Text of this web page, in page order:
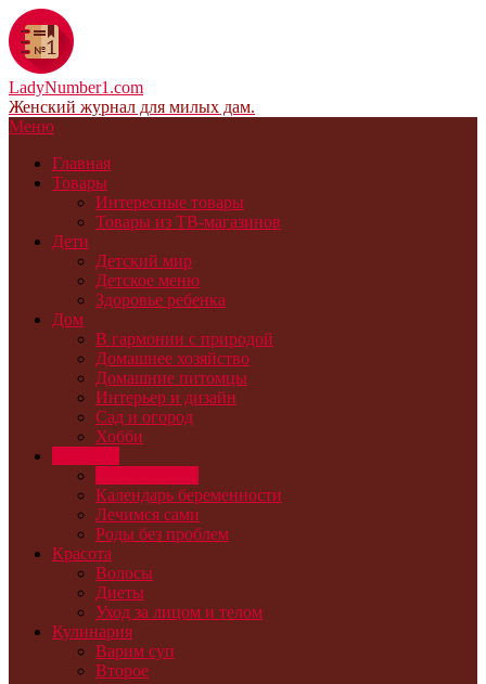
LadyNumber1.com
Женский журнал для милых дам.
Меню
Главная
Товары
Интересные товары
Товары из ТВ-магазинов
Дети
Детский мир
Детское меню
Здоровье ребенка
Дом
В гармонии с природой
Домашнее хозяйство
Домашние питомцы
Интерьер и дизайн
Сад и огород
Хобби
Календарь беременности
Лечимся сами
Роды без проблем
Красота
Волосы
Диеты
Уход за лицом и телом
Кулинария
Варим суп
Второе